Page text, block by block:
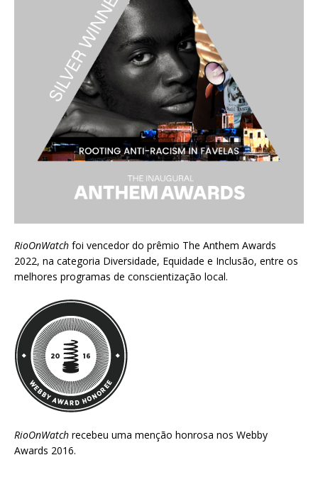
RioOnWatch foi vencedor do prêmio The Anthem Awards
2022, na categoria Diversidade, Equidade e Inclusão, entre os
melhores programas de conscientização local.
RioOnWatch recebeu uma menção honrosa nos Webby
Awards 2016.